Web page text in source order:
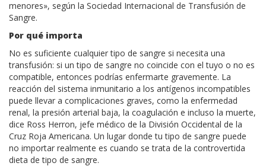
menores», según la Sociedad Internacional de Transfusión de
Sangre.
Por qué importa
No es suficiente cualquier tipo de sangre si necesita una
transfusión: si un tipo de sangre no coincide con el tuyo o no es
compatible, entonces podrías enfermarte gravemente. La
reacción del sistema inmunitario a los antígenos incompatibles
puede llevar a complicaciones graves, como la enfermedad
renal, la presión arterial baja, la coagulación e incluso la muerte,
dice Ross Herron, jefe médico de la División Occidental de la
Cruz Roja Americana. Un lugar donde tu tipo de sangre puede
no importar realmente es cuando se trata de la controvertida
dieta de tipo de sangre.